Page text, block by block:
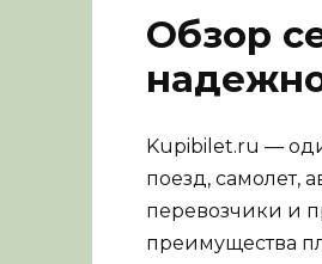
Обзор
Kupibilet.ru —
поезд, самолет,
перевозчики и
преимущества